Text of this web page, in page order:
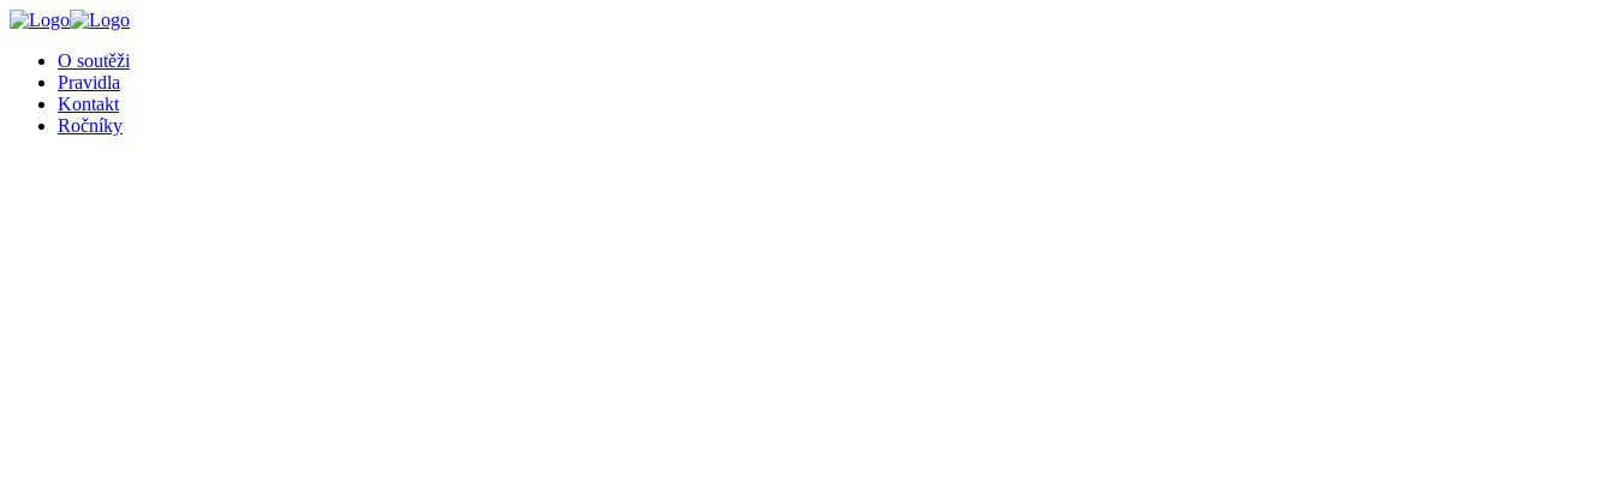
O soutěži
Pravidla
Kontakt
Ročníky